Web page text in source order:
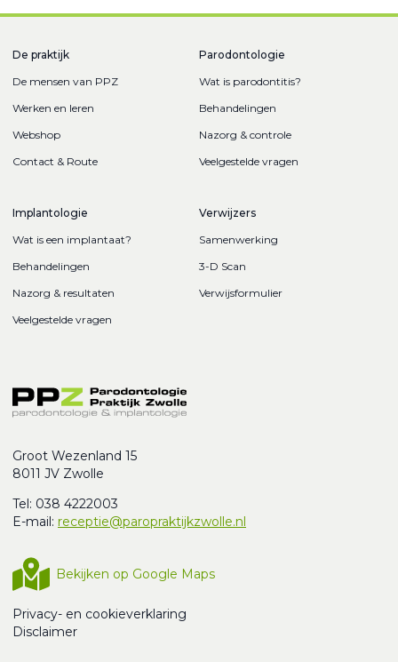
De praktijk
De mensen van PPZ
Werken en leren
Webshop
Contact & Route
Parodontologie
Wat is parodontitis?
Behandelingen
Nazorg & controle
Veelgestelde vragen
Implantologie
Wat is een implantaat?
Behandelingen
Nazorg & resultaten
Veelgestelde vragen
Verwijzers
Samenwerking
3-D Scan
Verwijsformulier
Groot Wezenland 15
8011 JV Zwolle
Tel: 038 4222003
E-mail: receptie@paropraktijkzwolle.nl
Bekijken op Google Maps
Privacy- en cookieverklaring
Disclaimer